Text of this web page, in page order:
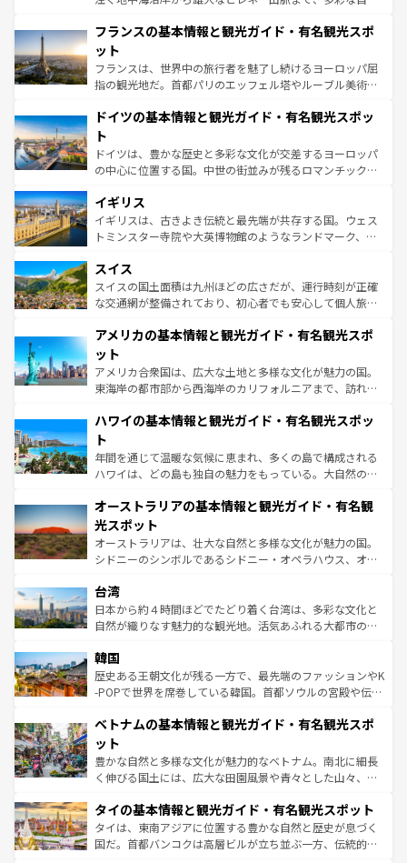
なお、新着のイタリア情報はコンテンツ一覧を参照してほ
しい。
文化が根付くこの国では、情熱的なフラメンコ、熱気あふ
れる闘牛、そして美味しいタパスが生活の一部となってい
る。首都マドリードの洗練された雰囲気や、バルセロナの
アートに溢れた街角から、地方では古代ローマ遺跡や中世
せる。地方によって風土や気候が異なるスペインはその個
ンテンツ一覧 を参照してほしい。
フランスの基本情報と観光ガイド・有名観光スポ
ット
フランスは、世界中の旅行者を魅了し続けるヨーロッパ屈
指の観光地だ。首都パリのエッフェル塔やルーブル美術館
で、幅広い魅力が詰まっている。華麗な宮殿、歴史的な大
聖堂、美しいビーチ、そして豊かな自然が、訪れる者を心
から魅了する。また、フランスは美食の国としても知ら
れ、フランス料理はユネスコ無形文化遺産にも登録されて
香り高いラベンダー畑など、多彩な楽しみ方が可能だ。さ
らに、パリ以外の地域にも魅力が溢れており、どの街角に
も豊かな歴史と文化が息づいている。パリ以外の個性あふ
を参照してほしい。
ドイツの基本情報と観光ガイド・有名観光スポッ
ト
ドイツは、豊かな歴史と多彩な文化が交差するヨーロッパ
の中心に位置する国。中世の街並みが残るロマンチック街
顔を持つこの国は、どこを歩いても飽きることがない。ベ
ルリンの文化的活気、バイエルン州のアルプスの絶景、そ
してライン川沿いのワイン畑といった風景は必見。ビール
は、お酒好きな人にはぜひ体験してほしい。 なお、新着の
ドイツ情報はコンテンツ一覧を参照してほしい。
イギリス
イギリスは、古きよき伝統と最先端が共存する国。ウェス
トミンスター寺院や大英博物館のようなランドマーク、歴
リアごとに異なる魅力がある。また、優雅なアフタヌーン
ティー、ビール好きにはたまらない英国パブ、サッカー観
戦など、本場だからこそできる体験も豊富。イギリスを旅
ンツ一覧を参照してほしい。
スイス
スイスの国土面積は九州ほどの広さだが、運行時刻が正確
な交通網が整備されており、初心者でも安心して個人旅行
の建物がそのまま残る町や、スイスならではのユニークな
博物館もあり、アルプス観光だけでなく町歩きも満喫する
ことができる。国民の所得が高いため物価も高いが、旅行
者向けの交通パス提供のサービスもあり、うまく活用すれ
着のスイス情報はコンテンツ一覧を参照してほしい。
アメリカの基本情報と観光ガイド・有名観光スポ
ット
アメリカ合衆国は、広大な土地と多様な文化が魅力の国。
東海岸の都市部から西海岸のカリフォルニアまで、訪れる
のような巨大都市は、観光、ショッピング、エンターテイ
ンメントが詰まった刺激的なスポットだ。一方、アメリカ
西部には大自然が広がり、グランドキャニオンやイエロー
ストーン国立公園といった絶景が堪能できる。さらに、南
文化が魅力。旅行者はアメリカの各地域で異なる魅力を楽
しみながら、その多様性と豊かな歴史を感じることができ
るだろう。車でのロードトリップや列車の旅も、アメリカ
ならではの贅沢な旅のスタイルだ。 なお、新着のアメリカ
情報は コンテンツ一覧 を参照してほしい。
ハワイの基本情報と観光ガイド・有名観光スポッ
ト
年間を通じて温暖な気候に恵まれ、多くの島で構成される
ハワイは、どの島も独自の魅力をもっている。大自然の神
ワイ島は見逃せない。また、定番の観光地といえばオアフ
島だが、静かな自然を求めるならマウイ島やカウアイ島が
おすすめ。エメラルドグリーンに輝く海をはじめ、豊かな
文化や歴史が息づいている。「アロハスピリット」と呼ば
人々、おいしいローカルフードやハワイアンミュージッ
ク、伝統的なフラダンスなど、すべてがハワイの魅力を彩
っている。訪れるたびに新しい発見と感動が待っているハ
はコンテンツ一覧
オーストラリアの基本情報と観光ガイド・有名観
光スポット
オーストラリアは、壮大な自然と多様な文化が魅力の国。
シドニーのシンボルであるシドニー・オペラハウス、オー
リアリーフや大陸中央部にそびえるウルル（エアーズロッ
ク）、タスマニアの美しい原生林やケアンズの熱帯雨林な
ど、見どころがたくさん。また、カフェやワイン、オージ
いる。アクティビティも充実しており、サーフィンやダイ
ビング、ハイキングなど、アウトドア好きにはたまらな
い。オーストラリアの多彩な魅力を存分に味わいつくそ
参照してほしい。
台湾
日本から約４時間ほどでたどり着く台湾は、多彩な文化と
自然が織りなす魅力的な観光地。活気あふれる大都市の台
ン）、静ひつな山岳地帯である台湾東部など、都市の喧騒
と山間の静けさが共存しており、訪れる人に新しい発見と
驚きをもたらしてくれる。また、奥深い台湾の食文化も魅
容にもいいと評判のスイーツなど、バラエティ豊かな料理
照してほしい。
韓国
歴史ある王朝文化が残る一方で、最先端のファッションやK
-POPで世界を席巻している韓国。首都ソウルの宮殿や伝統
き、地方に足を延ばせば四季折々の自然美を楽しむことが
できる。そして、キムチや焼肉、絶品のストリートフード
まで、さまざまな韓国料理が待っている。夜には、韓国な
らではのナイトライフも堪能できる。あたたかいホスピタ
わってみてほしい。 なお、新着の韓国情報はコンテンツ一
覧 を参照してほしい。
ベトナムの基本情報と観光ガイド・有名観光スポ
ット
豊かな自然と多様な文化が魅力的なベトナム。南北に細長
く伸びる国土には、広大な田園風景や青々とした山々、世
急速な発展と共に伝統が息づく。ハノイの古い町並みやホ
ーチミン市のフランス統治時代の建物も、独特の雰囲気を
醸し出している。また、バラエティの豊かさとおいしさで
タイの基本情報と観光ガイド・有名観光スポット
タイは、東南アジアに位置する豊かな自然と歴史が息づく
国だ。首都バンコクは高層ビルが立ち並ぶ一方、伝統的な